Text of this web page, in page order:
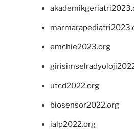
emchie2023.org
utcd2022.org
biosensor2022.org
ialp2022.org